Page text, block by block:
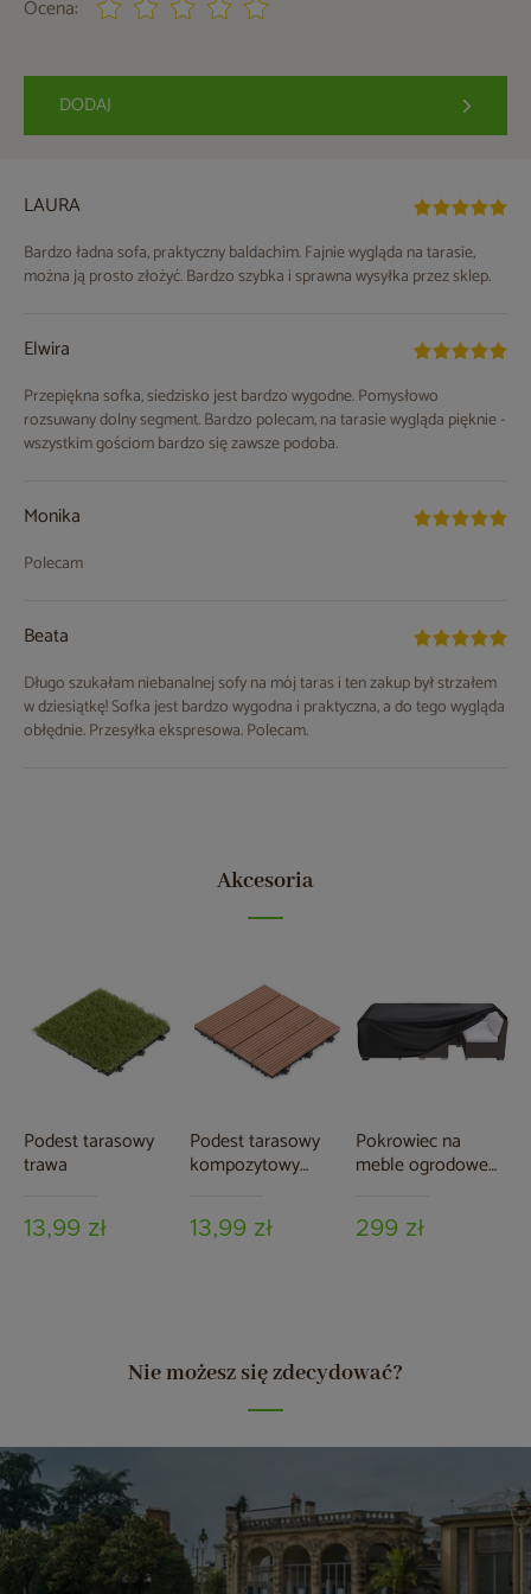
Ocena:
DODAJ
LAURA
Bardzo ładna sofa, praktyczny baldachim. Fajnie wygląda na tarasie,
można ją prosto złożyć. Bardzo szybka i sprawna wysyłka przez sklep.
Elwira
Przepiękna sofka, siedzisko jest bardzo wygodne. Pomysłowo
rozsuwany dolny segment. Bardzo polecam, na tarasie wygląda pięknie -
wszystkim gościom bardzo się zawsze podoba.
Monika
Polecam
Beata
Długo szukałam niebanalnej sofy na mój taras i ten zakup był strzałem
w dziesiątkę! Sofka jest bardzo wygodna i praktyczna, a do tego wygląda
obłędnie. Przesyłka ekspresowa. Polecam.
Akcesoria
Podest tarasowy
trawa
13,99 zł
Podest tarasowy
kompozytowy
13,99 zł
Pokrowiec na
meble ogrodowe
czarny
299 zł
Nie możesz się zdecydować?